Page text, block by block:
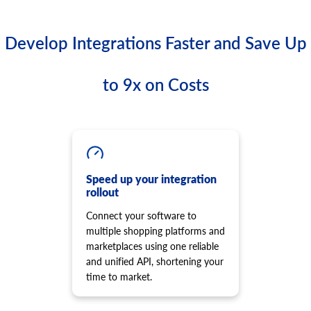
Develop Integrations Faster and Save Up
to 9x on Costs
Speed up your integration
rollout
Connect your software to
multiple shopping platforms and
marketplaces using one reliable
and unified API, shortening your
time to market.